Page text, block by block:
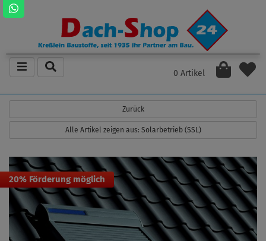
0 Artikel
Zurück
Alle Artikel zeigen aus: Solarbetrieb (SSL)
20% Förderung möglich